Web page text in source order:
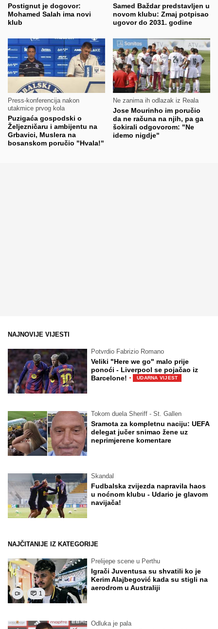
Postignut je dogovor:
Mohamed Salah ima novi
klub
Samed Baždar predstavljen u
novom klubu: Zmaj potpisao
ugovor do 2031. godine
Press-konferencija nakon
utakmice prvog kola
Puzigaća gospodski o
Željezničaru i ambijentu na
Grbavici, Muslera na
bosanskom poručio "Hvala!"
Ne zanima ih odlazak iz Reala
Jose Mourinho im poručio
da ne računa na njih, pa ga
šokirali odgovorom: "Ne
idemo nigdje"
NAJNOVIJE VIJESTI
Potvrdio Fabrizio Romano
Veliki "Here we go" malo prije
ponoći - Liverpool se pojačao iz
Barcelone! · UDARNA VIJEST
Tokom duela Sheriff - St. Gallen
Sramota za kompletnu naciju: UEFA
delegat jučer snimao žene uz
neprimjerene komentare
Skandal
Fudbalska zvijezda napravila haos
u noćnom klubu - Udario je glavom
navijača!
NAJČITANIJE IZ KATEGORIJE
1
Prelijepe scene u Perthu
Igrači Juventusa su shvatili ko je
Kerim Alajbegović kada su stigli na
aerodrom u Australiji
Odluka je pala